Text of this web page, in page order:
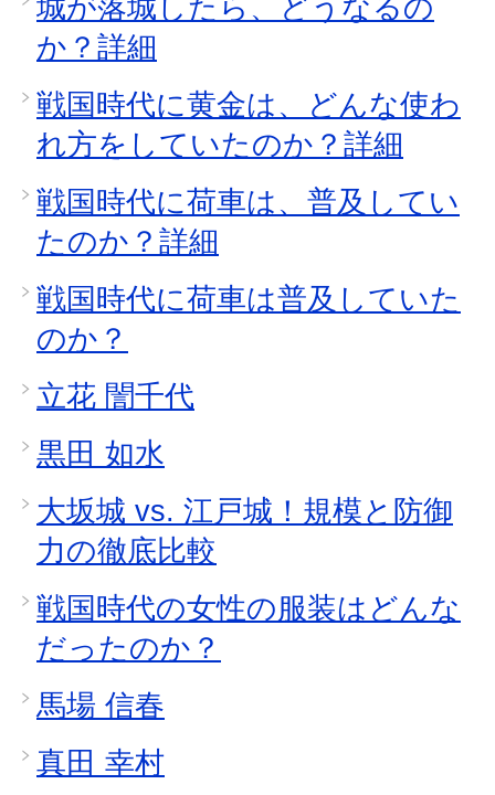
城が落城したら、どうなるの
か？詳細
戦国時代に黄金は、どんな使わ
れ方をしていたのか？詳細
戦国時代に荷車は、普及してい
たのか？詳細
戦国時代に荷車は普及していた
のか？
立花 誾千代
黒田 如水
大坂城 vs. 江戸城！規模と防御
力の徹底比較
戦国時代の女性の服装はどんな
だったのか？
馬場 信春
真田 幸村